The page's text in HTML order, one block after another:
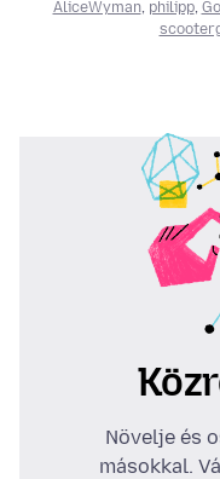
AliceWyman, philipp,
Növelje és
másokkal.